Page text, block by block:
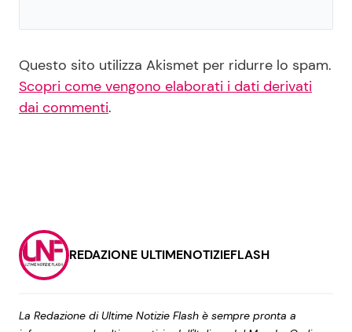
Questo sito utilizza Akismet per ridurre lo spam.
Scopri come vengono elaborati i dati derivati
dai commenti.
REDAZIONE ULTIMENOTIZIEFLASH
La Redazione di Ultime Notizie Flash è sempre pronta a